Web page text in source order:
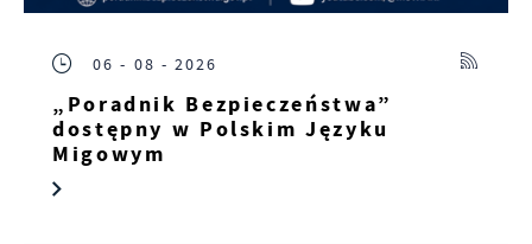
06 - 08 - 2026
„Poradnik Bezpieczeństwa”
dostępny w Polskim Języku
Migowym